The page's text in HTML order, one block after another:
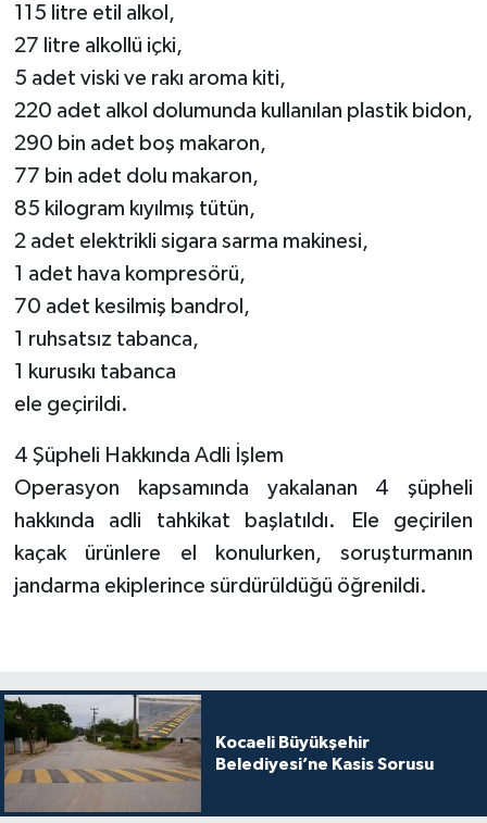
115 litre etil alkol,
27 litre alkollü içki,
5 adet viski ve rakı aroma kiti,
220 adet alkol dolumunda kullanılan plastik bidon,
290 bin adet boş makaron,
77 bin adet dolu makaron,
85 kilogram kıyılmış tütün,
2 adet elektrikli sigara sarma makinesi,
1 adet hava kompresörü,
70 adet kesilmiş bandrol,
1 ruhsatsız tabanca,
1 kurusıkı tabanca
ele geçirildi.
4 Şüpheli Hakkında Adli İşlem
Operasyon kapsamında yakalanan 4 şüpheli
hakkında adli tahkikat başlatıldı. Ele geçirilen
kaçak ürünlere el konulurken, soruşturmanın
jandarma ekiplerince sürdürüldüğü öğrenildi.
Kocaeli Büyükşehir
Belediyesi’ne Kasis Sorusu